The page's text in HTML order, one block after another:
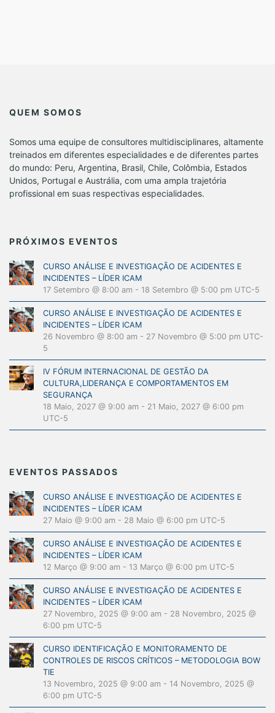
QUEM SOMOS
Somos uma equipe de consultores multidisciplinares, altamente
treinados em diferentes especialidades e de diferentes partes
do mundo: Peru, Argentina, Brasil, Chile, Colômbia, Estados
Unidos, Portugal e Austrália, com uma ampla trajetória
profissional em suas respectivas especialidades.
PRÓXIMOS EVENTOS
CURSO ANÁLISE E INVESTIGAÇÃO DE ACIDENTES E
INCIDENTES – LÍDER ICAM
17 Setembro @ 8:00 am - 18 Setembro @ 5:00 pm UTC-5
CURSO ANÁLISE E INVESTIGAÇÃO DE ACIDENTES E
INCIDENTES – LÍDER ICAM
26 Novembro @ 8:00 am - 27 Novembro @ 5:00 pm UTC-
5
IV FÓRUM INTERNACIONAL DE GESTÃO DA
CULTURA,LIDERANÇA E COMPORTAMENTOS EM
SEGURANÇA
18 Maio, 2027 @ 9:00 am - 21 Maio, 2027 @ 6:00 pm
UTC-5
EVENTOS PASSADOS
CURSO ANÁLISE E INVESTIGAÇÃO DE ACIDENTES E
INCIDENTES – LÍDER ICAM
27 Maio @ 9:00 am - 28 Maio @ 6:00 pm UTC-5
CURSO ANÁLISE E INVESTIGAÇÃO DE ACIDENTES E
INCIDENTES – LÍDER ICAM
12 Março @ 9:00 am - 13 Março @ 6:00 pm UTC-5
CURSO ANÁLISE E INVESTIGAÇÃO DE ACIDENTES E
INCIDENTES – LÍDER ICAM
27 Novembro, 2025 @ 9:00 am - 28 Novembro, 2025 @
6:00 pm UTC-5
CURSO IDENTIFICAÇÃO E MONITORAMENTO DE
CONTROLES DE RISCOS CRÍTICOS – METODOLOGIA BOW
TIE
13 Novembro, 2025 @ 9:00 am - 14 Novembro, 2025 @
6:00 pm UTC-5